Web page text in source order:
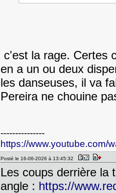
c'est la rage. Certes
en a un ou deux
les danseuses, il va
Pereira ne chouine
---------------
https://www.youtube.com/
Posté le 16-06-2026 à 13:45:32
Les coups derrière la
angle : https://